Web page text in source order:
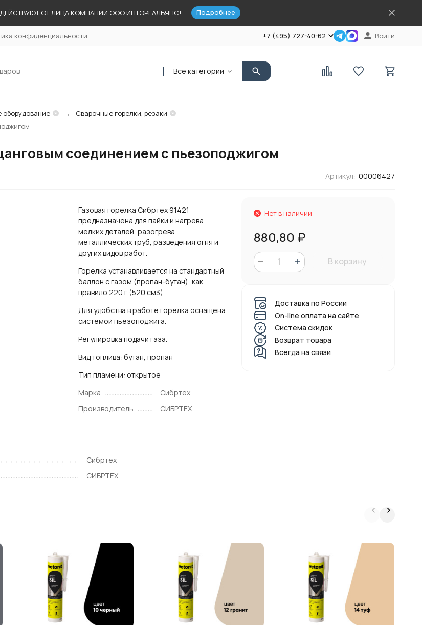
ОТ ЛИЦА КОМПАНИИ ООО ИНТОРГАЛЬЯНС! Подробнее
конфиденциальности +7 (495) 727-40-62 Войти
Все категории
оборудование
Сварочные горелки, резаки
соединением с пьезоподжигом
Артикул: 00006427
Газовая горелка Сибртех 91421
предназначена для пайки и нагрева
мелких деталей, разогрева
металлических труб, разведения огня и
других видов работ.
Горелка устанавливается на стандартный
баллон с газом (пропан-бутан), как
правило 220 г (520 см3).
Для удобства в работе горелка оснащена
системой пьезоподжига.
Регулировка подачи газа.
Вид топлива: бутан, пропан
Тип пламени: открытое
Марка
Сибртех
Производитель
СИБРТЕХ
Нет в наличии
880,80 ₽
В корзину
Доставка по России
On-line оплата на сайте
Система скидок
Возврат товара
Всегда на связи
Сибртех
СИБРТЕХ